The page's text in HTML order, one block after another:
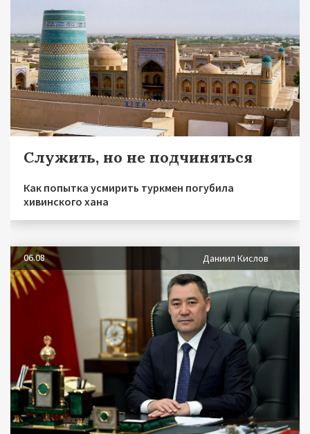
Служить, но не подчиняться
Как попытка усмирить туркмен погубила
хивинского хана
06.08 Даниил Кислов